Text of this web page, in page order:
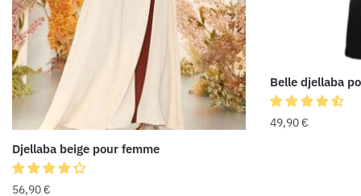
Djellaba beige pour femme
56,90€
Belle djellaba
49,90€